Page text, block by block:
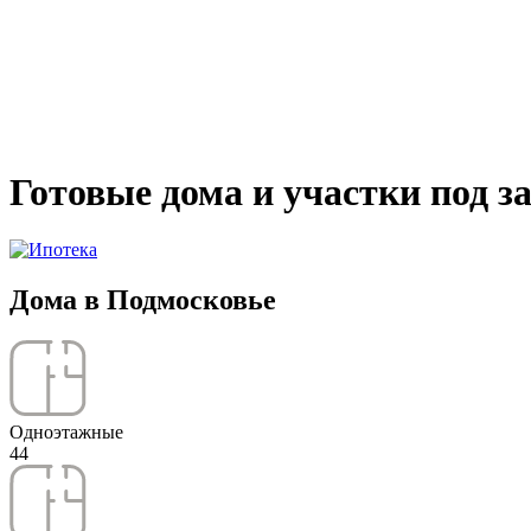
Готовые дома и участки под
Дома в Подмосковье
Одноэтажные
44